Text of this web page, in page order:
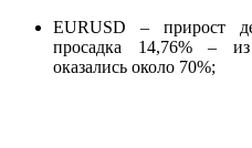
EURUSD – прирост
просадка 14,76% –
оказались около 70%;